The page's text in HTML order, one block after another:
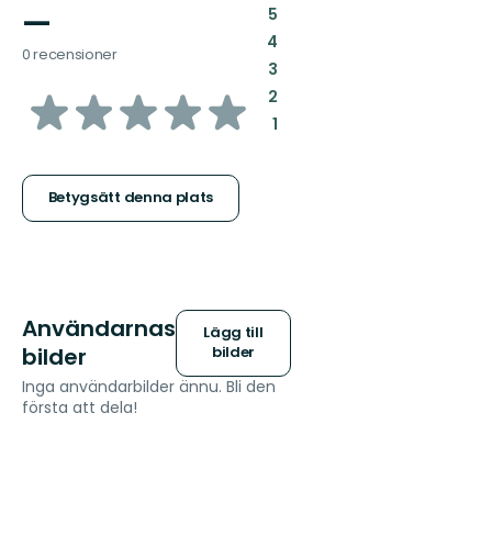
—
0 recensioner
av
stjärnor
Betygsätt denna plats
5:
4:
3:
2:
1:
Användarnas
bilder
Lägg till
bilder
Inga användarbilder ännu. Bli den
första att dela!